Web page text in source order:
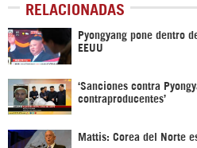
RELACIONADAS
Pyongyang pone dentro
EEUU
‘Sanciones contra
contraproducentes’
Mattis: Corea del Norte